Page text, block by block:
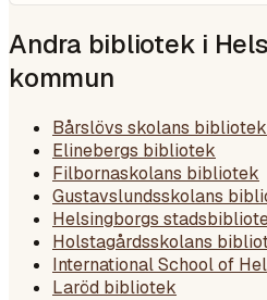
Andra bibliotek i
kommun
Bårslövs skolans bibliotek
Elinebergs bibliotek
Filbornaskolans bibliotek
Gustavslundsskolans
Helsingborgs
Holstagårdsskolans
International School of
Laröd bibliotek